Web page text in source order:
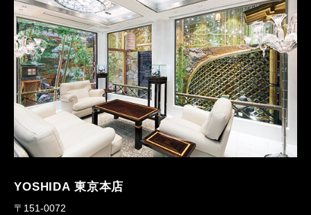
YOSHIDA 東京本店
〒151-0072